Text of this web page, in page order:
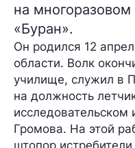
на
«Буран».
Он родился 12
области. Волк
училище, служил в
на должность
Громова. На этой
штопор